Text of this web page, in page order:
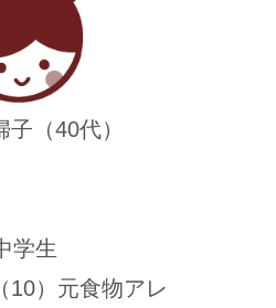
（40代）
学生
10）元食物アレ